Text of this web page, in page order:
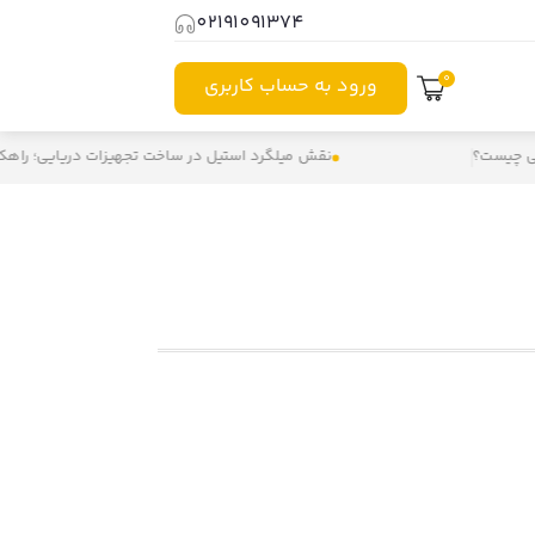
02191091374
0 ورود به حساب کاربری
نقش میلگرد استیل در ساخت تجهیزات دریایی؛